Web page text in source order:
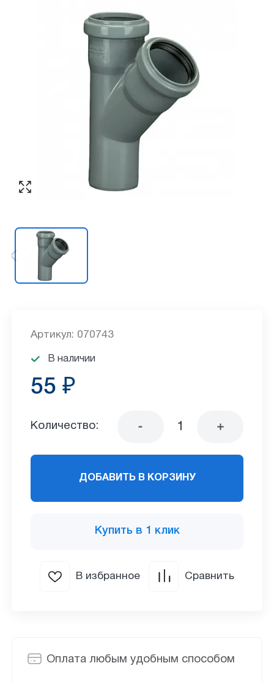
Оплата любым удобным способом
Артикул: 070743
В наличии
55 ₽
Количество:
ДОБАВИТЬ В КОРЗИНУ
Купить в 1 клик
В избранное Сравнить
данных в соответствии с
конфиденциальности
ПЕРЕЗВОНИТЕ МНЕ
Согласен с обработкой персональных
данных в соответствии сполитикой